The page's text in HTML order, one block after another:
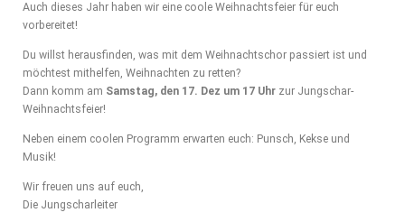
Auch dieses Jahr haben wir eine coole Weihnachtsfeier für euch
vorbereitet!
Du willst herausfinden, was mit dem Weihnachtschor passiert ist und
möchtest mithelfen, Weihnachten zu retten?
Dann komm am Samstag, den 17. Dez um 17 Uhr zur Jungschar-
Weihnachtsfeier!
Neben einem coolen Programm erwarten euch: Punsch, Kekse und
Musik!
Wir freuen uns auf euch,
Die Jungscharleiter